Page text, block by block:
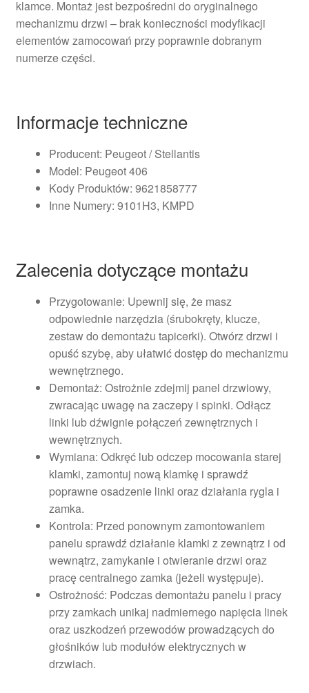
klamce. Montaż jest bezpośredni do oryginalnego
mechanizmu drzwi – brak konieczności modyfikacji
elementów zamocowań przy poprawnie dobranym
numerze części.
Informacje techniczne
Producent: Peugeot / Stellantis
Model: Peugeot 406
Kody Produktów: 9621858777
Inne Numery: 9101H3, KMPD
Zalecenia dotyczące montażu
Przygotowanie: Upewnij się, że masz
odpowiednie narzędzia (śrubokręty, klucze,
zestaw do demontażu tapicerki). Otwórz drzwi i
opuść szybę, aby ułatwić dostęp do mechanizmu
wewnętrznego.
Demontaż: Ostrożnie zdejmij panel drzwiowy,
zwracając uwagę na zaczepy i spinki. Odłącz
linki lub dźwignie połączeń zewnętrznych i
wewnętrznych.
Wymiana: Odkręć lub odczep mocowania starej
klamki, zamontuj nową klamkę i sprawdź
poprawne osadzenie linki oraz działania rygla i
zamka.
Kontrola: Przed ponownym zamontowaniem
panelu sprawdź działanie klamki z zewnątrz i od
wewnątrz, zamykanie i otwieranie drzwi oraz
pracę centralnego zamka (jeżeli występuje).
Ostrożność: Podczas demontażu panelu i pracy
przy zamkach unikaj nadmiernego napięcia linek
oraz uszkodzeń przewodów prowadzących do
głośników lub modułów elektrycznych w
drzwiach.